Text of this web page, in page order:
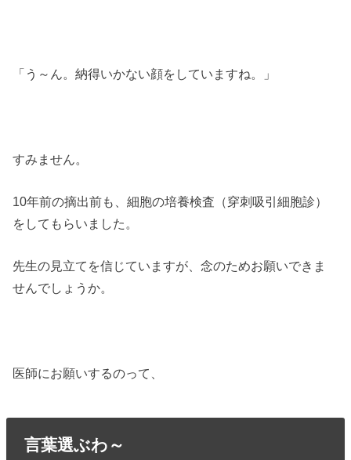
「う～ん。納得いかない顔をしていますね。」
すみません。
10年前の摘出前も、細胞の培養検査（穿刺吸引細胞診）
をしてもらいました。
先生の見立てを信じていますが、念のためお願いできま
せんでしょうか。
医師にお願いするのって、
言葉選ぶわ～